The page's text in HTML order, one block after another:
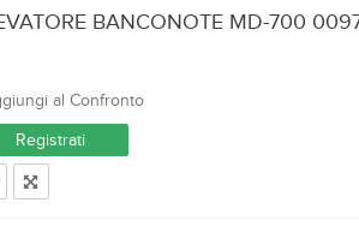
BANCONOTE MD-700
al Confronto
Registrati